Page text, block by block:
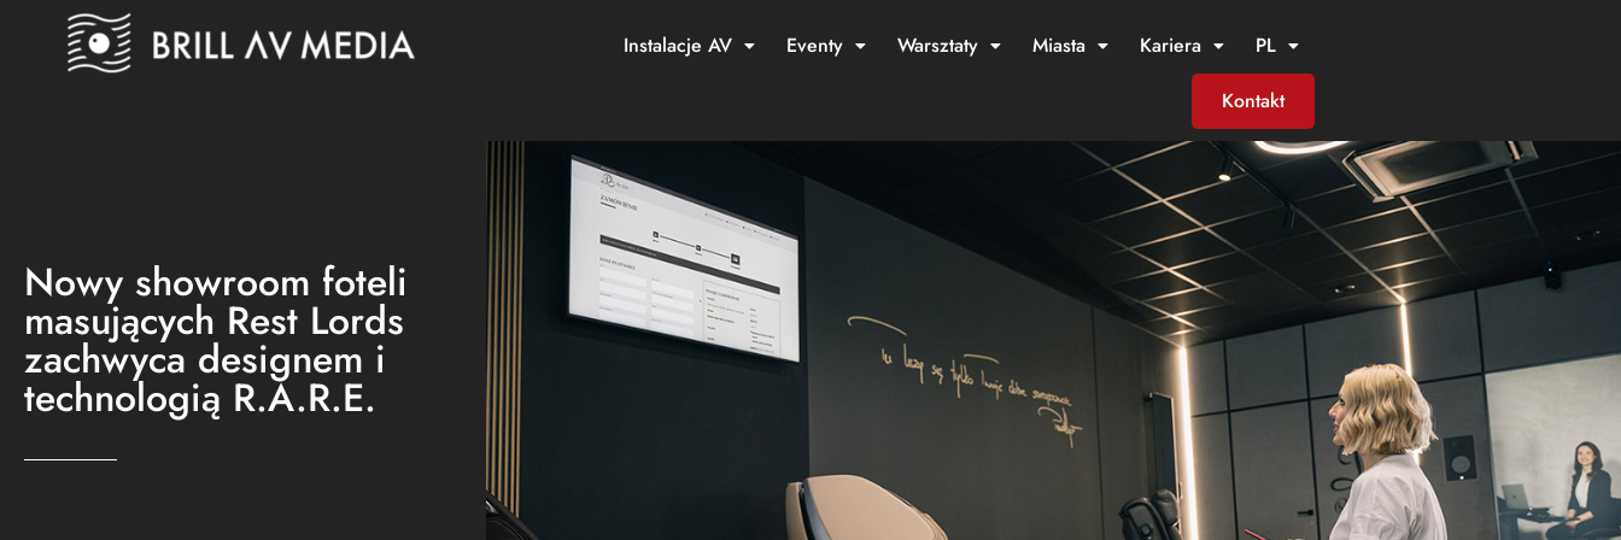
Instalacje AV Eventy Warsztaty Miasta Kariera
PL
Kontakt
Nowy showroom foteli
masujących Rest Lords
zachwyca designem i
technologią R.A.R.E.